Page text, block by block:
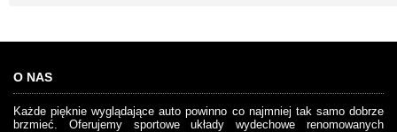
O NAS
Każde pięknie wyglądające auto powinno co najmniej tak samo dobrze
brzmieć. Oferujemy sportowe układy wydechowe renomowanych